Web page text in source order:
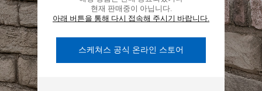
리
현재 판매중이 아닙니다.
아래 버튼을 통해 다시 접속해 주시기 바랍니다.
스케쳐스 공식 온라인 스토어